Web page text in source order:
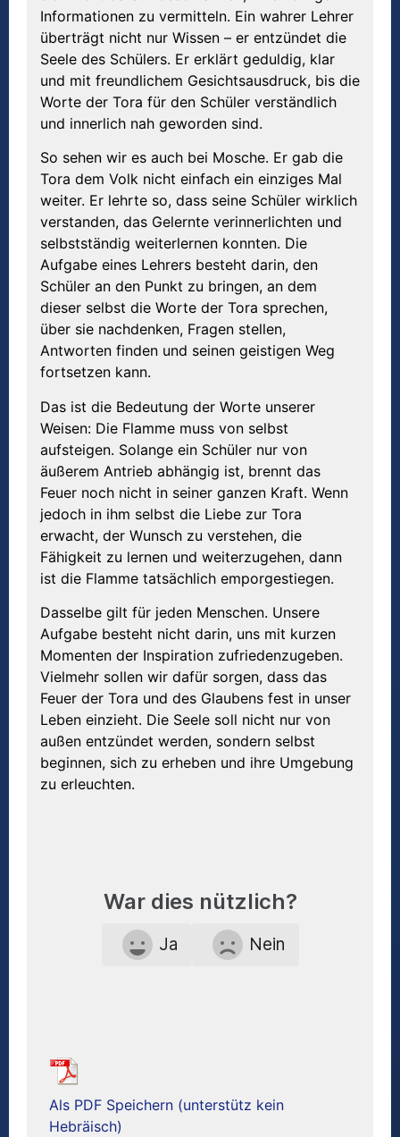
Informationen zu vermitteln. Ein wahrer Lehrer
überträgt nicht nur Wissen – er entzündet die
Seele des Schülers. Er erklärt geduldig, klar
und mit freundlichem Gesichtsausdruck, bis die
Worte der Tora für den Schüler verständlich
und innerlich nah geworden sind.
So sehen wir es auch bei Mosche. Er gab die
Tora dem Volk nicht einfach ein einziges Mal
weiter. Er lehrte so, dass seine Schüler wirklich
verstanden, das Gelernte verinnerlichten und
selbstständig weiterlernen konnten. Die
Aufgabe eines Lehrers besteht darin, den
Schüler an den Punkt zu bringen, an dem
dieser selbst die Worte der Tora sprechen,
über sie nachdenken, Fragen stellen,
Antworten finden und seinen geistigen Weg
fortsetzen kann.
Das ist die Bedeutung der Worte unserer
Weisen: Die Flamme muss von selbst
aufsteigen. Solange ein Schüler nur von
äußerem Antrieb abhängig ist, brennt das
Feuer noch nicht in seiner ganzen Kraft. Wenn
jedoch in ihm selbst die Liebe zur Tora
erwacht, der Wunsch zu verstehen, die
Fähigkeit zu lernen und weiterzugehen, dann
ist die Flamme tatsächlich emporgestiegen.
Dasselbe gilt für jeden Menschen. Unsere
Aufgabe besteht nicht darin, uns mit kurzen
Momenten der Inspiration zufriedenzugeben.
Vielmehr sollen wir dafür sorgen, dass das
Feuer der Tora und des Glaubens fest in unser
Leben einzieht. Die Seele soll nicht nur von
außen entzündet werden, sondern selbst
beginnen, sich zu erheben und ihre Umgebung
zu erleuchten.
War dies nützlich?
Ja Nein
Als PDF Speichern (unterstütz kein
Hebräisch)